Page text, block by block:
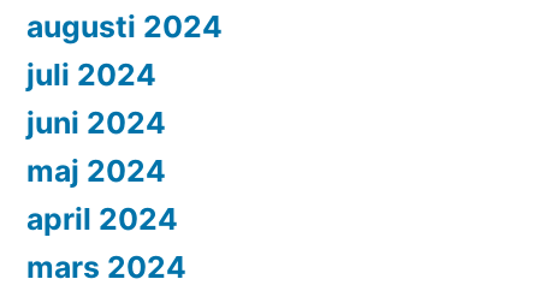
augusti 2024
juli 2024
juni 2024
maj 2024
april 2024
mars 2024